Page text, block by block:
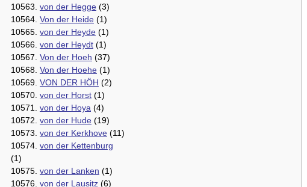
10563. von der Hegge (3)
10564. Von der Heide (1)
10565. von der Heyde (1)
10566. von der Heydt (1)
10567. Von der Hoeh (37)
10568. Von der Hoehe (1)
10569. VON DER HÖH (2)
10570. von der Horst (1)
10571. von der Hoya (4)
10572. von der Hude (19)
10573. von der Kerkhove (11)
10574. von der Kettenburg
(1)
10575. von der Lanken (1)
10576. von der Lausitz (6)